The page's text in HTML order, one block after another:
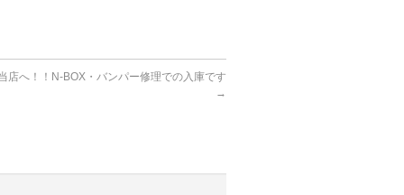
店へ！！N-BOX・バンパー修理での入庫です
→